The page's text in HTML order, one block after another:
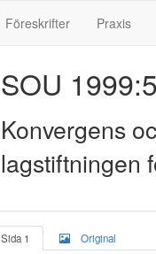
Föreskrifter Praxis
SOU
Konvergens
lagstiftningen
Sida 1 Original